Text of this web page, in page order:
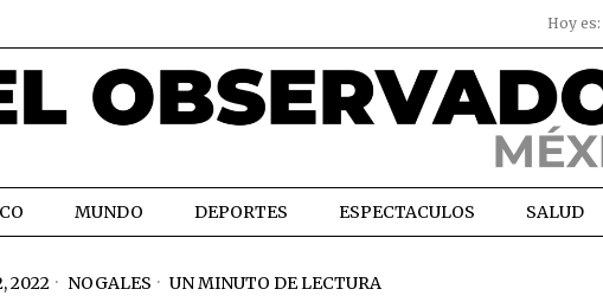
Hoy es:
MUNDO DEPORTES ESPECTACULOS SALUD
2022 NOGALES UN MINUTO DE LECTURA